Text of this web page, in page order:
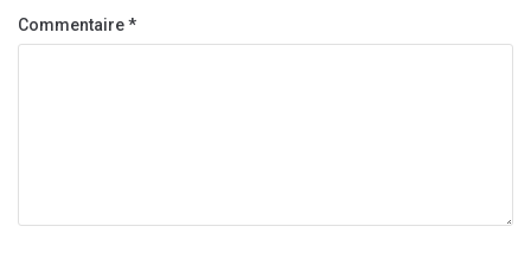
Commentaire*